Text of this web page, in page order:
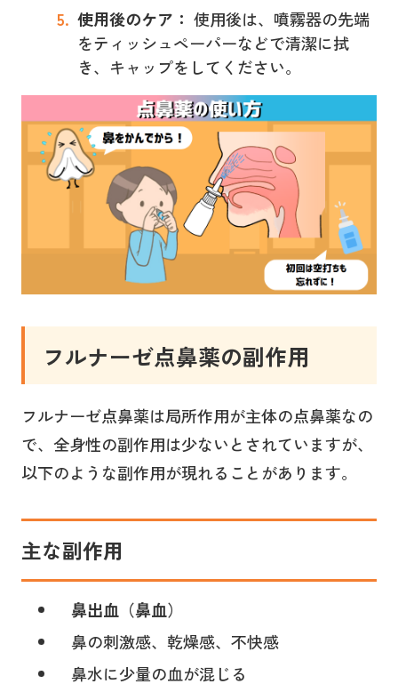
使用後のケア： 使用後は、噴霧器の先端
をティッシュペーパーなどで清潔に拭
き、キャップをしてください。
フルナーゼ点鼻薬の副作用
フルナーゼ点鼻薬は局所作用が主体の点鼻薬なの
で、全身性の副作用は少ないとされていますが、
以下のような副作用が現れることがあります。
主な副作用
鼻出血（鼻血）
鼻の刺激感、乾燥感、不快感
鼻水に少量の血が混じる